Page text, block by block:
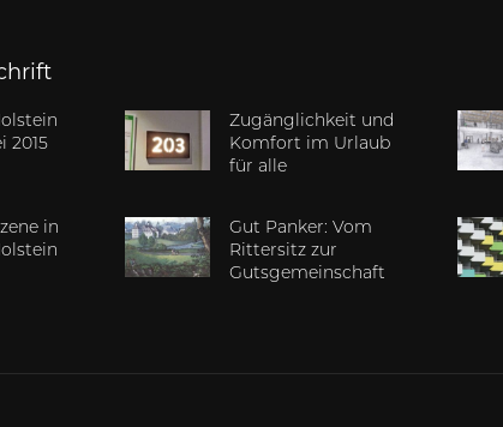
2015
Zugänglichkeit und
Komfort im Urlaub
für alle
in
Gut Panker: Vom
Rittersitz zur
Gutsgemeinschaft